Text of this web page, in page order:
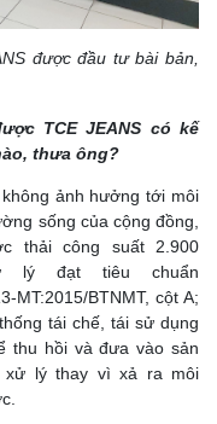
được đầu tư bài bản,
TCE JEANS có kế
thưa ông?
ảnh hưởng tới môi
sống của cộng đồng,
thải công suất 2.900
lý đạt tiêu chuẩn
MT:2015/BTNMT, cột A;
tái chế, tái sử dụng
thu hồi và đưa vào sản
xử lý thay vì xả ra môi